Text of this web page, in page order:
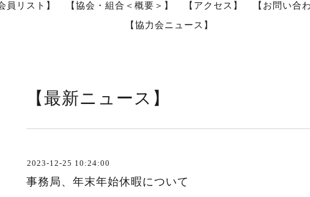
員リスト】
【協会・組合＜概要＞】 【アクセス】 【お問い合
【協力会ニュース】
【最新ニュース】
2023-12-25 10:24:00
事務局、年末年始休暇について